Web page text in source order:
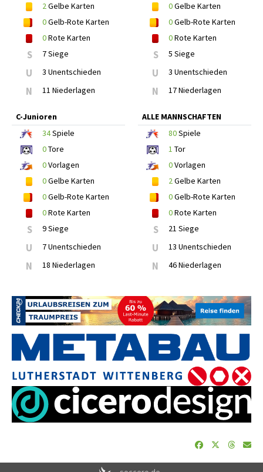
2Gelbe Karten
0Gelb-Rote Karten
0Rote Karten
S 7 Siege
U 3 Unentschieden
N 11 Niederlagen
0Gelbe Karten
0Gelb-Rote Karten
0Rote Karten
S 5 Siege
U 3 Unentschieden
N 17 Niederlagen
C-Junioren
34Spiele
0Tore
0Vorlagen
0Gelbe Karten
0Gelb-Rote Karten
0Rote Karten
S 9 Siege
U 7 Unentschieden
N 18 Niederlagen
ALLE MANNSCHAFTEN
80Spiele
1 Tor
0Vorlagen
2Gelbe Karten
0Gelb-Rote Karten
0Rote Karten
S 21 Siege
U 13 Unentschieden
N 46 Niederlagen